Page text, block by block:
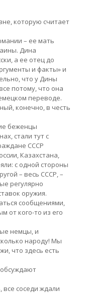
которую считает
– ее мать
Дина
а ее отец до
и факты» и
что у Дины
потому, что она
переводе.
конечно, в честь
беженцы
стали тут с
СССР
Казахстана,
с одной стороны
– весь СССР, –
регулярно
оружия.
сообщениями,
от кого-то из его
немцы, и
народу! Мы
что здесь есть
соседи ждали